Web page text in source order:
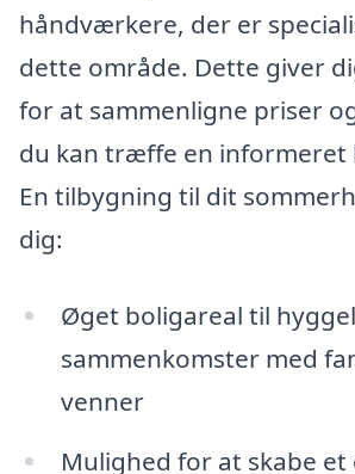
håndværkere, der er
dette område. Dette giver
for at sammenligne priser
du kan træffe en informeret
En tilbygning til dit
dig:
Øget boligareal til
sammenkomster med
venner
Mulighed for at skabe et